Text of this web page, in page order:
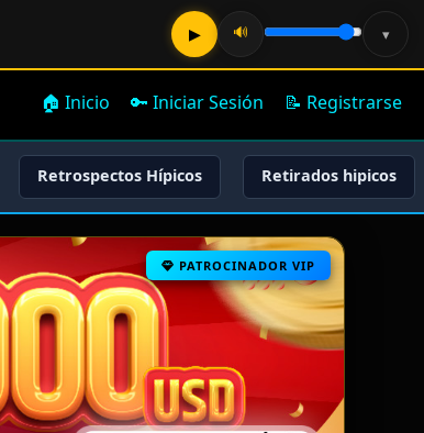
🏠 Inicio 🔑 Iniciar Sesión 📝 Registrarse
Retrospectos Hípicos Retirados hipicos
PATROCINADOR VIP
▶ 🔊 ▾